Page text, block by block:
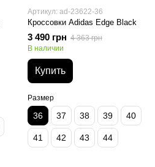
Артикул: ad-23622-36
Кроссовки Adidas Edge Black
3 490 грн 4 363 грн
В наличии
Купить
Размер
36 37 38 39 40
41 42 43 44